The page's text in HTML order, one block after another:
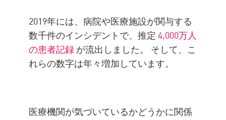
2019年には、病院や医療施設が関与する
数千件のインシデントで、推定4,000万人
の患者記録が流出しました。 そして、こ
れらの数字は年々増加しています。
医療機関が気づいているかどうかに関係